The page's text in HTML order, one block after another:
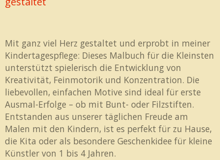
Mit ganz viel Herz gestaltet und erprobt in meiner
Kindertagespflege: Dieses Malbuch für die Kleinsten
unterstützt spielerisch die Entwicklung von
Kreativität, Feinmotorik und Konzentration. Die
liebevollen, einfachen Motive sind ideal für erste
Ausmal-Erfolge – ob mit Bunt- oder Filzstiften.
Entstanden aus unserer täglichen Freude am
Malen mit den Kindern, ist es perfekt für zu Hause,
die Kita oder als besondere Geschenkidee für kleine
Künstler von 1 bis 4 Jahren.